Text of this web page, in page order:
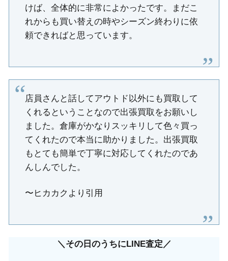
けば、全体的に非常によかったです。まだこ
れからも買い替えの時やシーズン終わりに依
頼できればと思っています。
店員さんと話してアウトド以外にも買取して
くれるということなので出張買取をお願いし
ました。倉庫がかなりスッキリして色々買っ
てくれたので本当に助かりました。出張買取
もとても簡単で丁寧に対応してくれたのであ
んしんでした。
〜ヒカカクより引用
＼その日のうちにLINE査定／